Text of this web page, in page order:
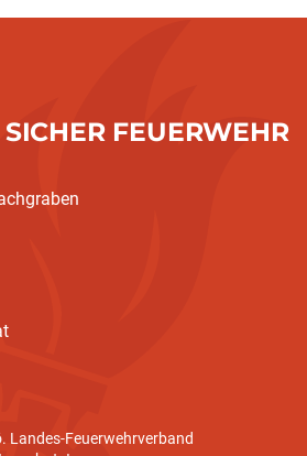
FEUERWEHR
Landes-Feuerwehrverband